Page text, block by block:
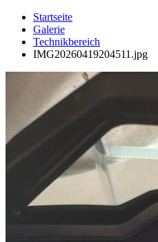
Startseite
Galerie
Technikbereich
IMG20260419204511.jpg